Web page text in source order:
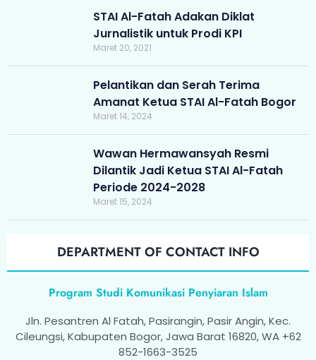
STAI Al-Fatah Adakan Diklat
Jurnalistik untuk Prodi KPI
Maret 20, 2021
Pelantikan dan Serah Terima
Amanat Ketua STAI Al-Fatah Bogor
Maret 14, 2024
Wawan Hermawansyah Resmi
Dilantik Jadi Ketua STAI Al-Fatah
Periode 2024-2028
Maret 15, 2024
DEPARTMENT OF CONTACT INFO
Program Studi Komunikasi Penyiaran Islam
Jln. Pesantren Al Fatah, Pasirangin, Pasir Angin, Kec.
Cileungsi, Kabupaten Bogor, Jawa Barat 16820, WA +62
852-1663-3525